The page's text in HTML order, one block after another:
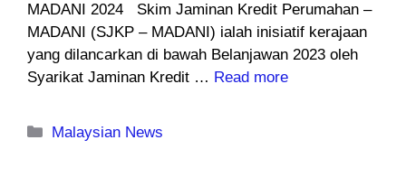
MADANI 2024 Skim Jaminan Kredit Perumahan –
MADANI (SJKP – MADANI) ialah inisiatif kerajaan
yang dilancarkan di bawah Belanjawan 2023 oleh
Syarikat Jaminan Kredit … Read more
Categories
Malaysian News